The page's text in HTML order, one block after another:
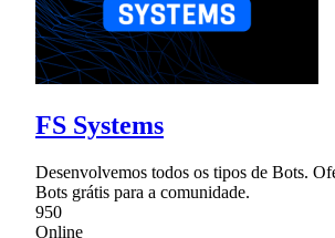
FS Systems
Desenvolvemos todos os tipos de Bots.
Bots grátis para a comunidade.
950
Online